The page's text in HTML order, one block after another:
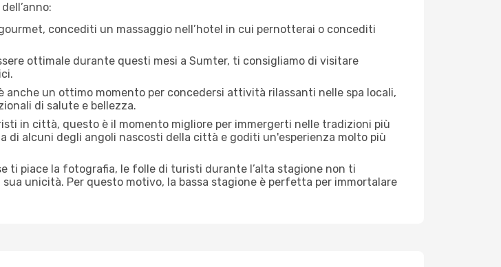
concediti un massaggio nell’hotel in cui pernotterai o concediti
ottimale durante questi mesi a Sumter, ti consigliamo di visitare
anche un ottimo momento per concedersi attività rilassanti nelle spa locali,
di salute e bellezza.
in città, questo è il momento migliore per immergerti nelle tradizioni più
di alcuni degli angoli nascosti della città e goditi un'esperienza molto più
ti piace la fotografia, le folle di turisti durante l’alta stagione non ti
unicità. Per questo motivo, la bassa stagione è perfetta per immortalare